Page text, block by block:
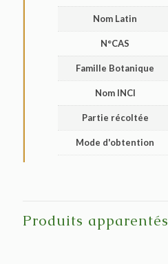
Nom Latin
N°CAS
Famille Botanique
Nom INCI
Partie récoltée
Mode d'obtention
Produits apparentés